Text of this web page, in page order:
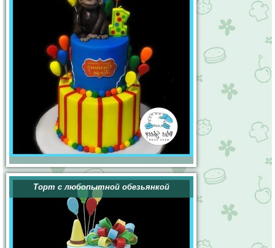
Торт с любопытной обезьянкой